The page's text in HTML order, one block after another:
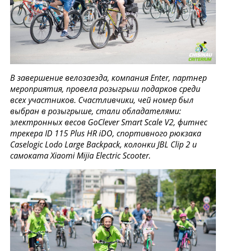
В завершение велозаезда, компания Enter, партнер
мероприятия, провела розыгрыш подарков среди
всех участников. Счастливчики, чей номер был
выбран в розыгрыше, стали обладателями:
электронных весов GoClever Smart Scale V2, фитнес
трекера ID 115 Plus HR iDO, спортивного рюкзака
Caselogic Lodo Large Backpack, колонки JBL Clip 2 и
самоката Xiaomi Mijia Electric Scooter.